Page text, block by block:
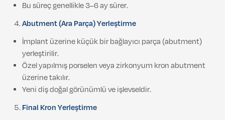
Bu süreç genellikle 3–6 ay sürer.
Abutment (Ara Parça) Yerleştirme
İmplant üzerine küçük bir bağlayıcı parça (abutment)
yerleştirilir.
Özel yapılmış porselen veya zirkonyum kron abutment
üzerine takılır.
Yeni diş doğal görünümlü ve işlevseldir.
Final Kron Yerleştirme